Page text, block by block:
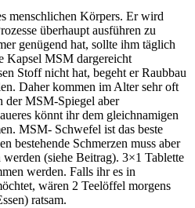
menschlichen Körpers. Er wird
überhaupt ausführen zu
genügend hat, sollte ihm täglich
Kapsel MSM dargereicht
Stoff nicht hat, begeht er Raubbau
Daher kommen im Alter sehr oft
der MSM-Spiegel aber
könnt ihr dem gleichnamigen
MSM- Schwefel ist das beste
bestehende Schmerzen muss aber
(siehe Beitrag). 3×1 Tablette
werden. Falls ihr es in
wären 2 Teelöffel morgens
ratsam.